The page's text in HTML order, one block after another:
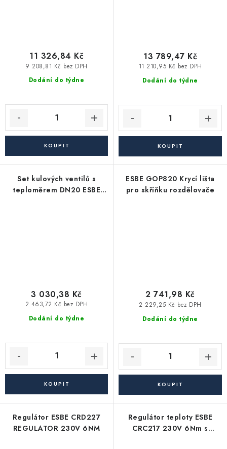
Dodání do týdne
9 208,81 Kč bez DPH
11 326,84 Kč
Dodání do týdne
11 210,95 Kč bez DPH
13 789,47 Kč
Set kulových ventilů s
teploměrem DN20 ESBE
Dodání do týdne
2 463,72 Kč bez DPH
3 030,38 Kč
ESBE GOP820 Krycí lišta
pro skříňku rozdělovače
Dodání do týdne
2 229,25 Kč bez DPH
2 741,98 Kč
Regulátor ESBE CRD227
REGULATOR 230V 6NM
Regulátor teploty ESBE
CRC217 230V 6Nm s